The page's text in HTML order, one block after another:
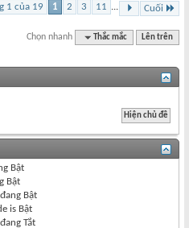
1 của 19 1 2 3 11 ... Cuối
Chọn nhanh Thắc mắc Lên trên
Bật
Bật
Bật
is Bật
đangTắt